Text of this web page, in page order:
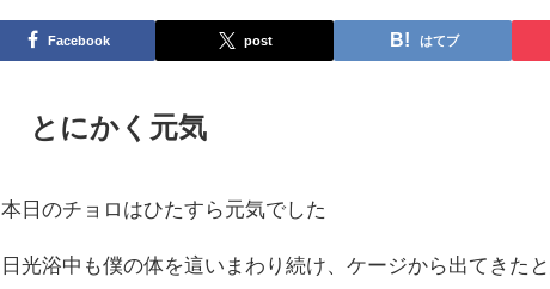
Facebook post はてブ
とにかく元気
本日のチョロはひたすら元気でした
日光浴中も僕の体を這いまわり続け、ケージから出てきた